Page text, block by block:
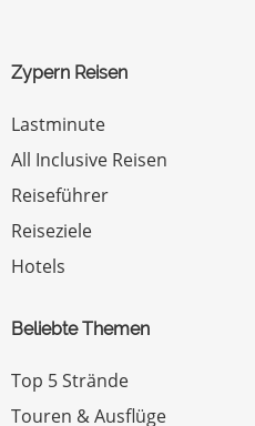
Zypern Reisen
Lastminute
All Inclusive Reisen
Reiseführer
Reiseziele
Hotels
Beliebte Themen
Top 5 Strände
Touren & Ausflüge